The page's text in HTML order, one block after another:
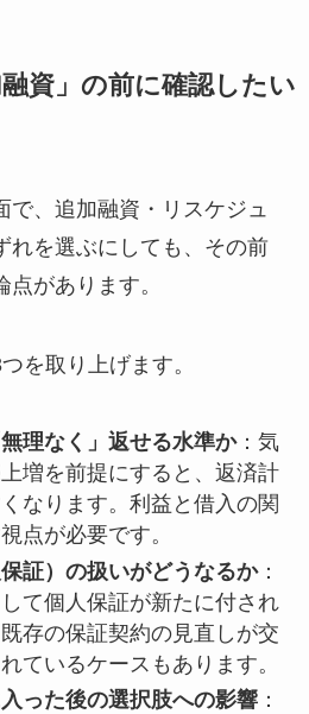
資」の前に確認したい
で、追加融資・リスケジュ
れを選ぶにしても、その前
があります。
を取り上げます。
理なく」返せる水準か：気
増を前提にすると、返済計
なります。利益と借入の関
点が必要です。
証）の扱いがどうなるか：
て個人保証が新たに付され
存の保証契約の見直しが交
ているケースもあります。
った後の選択肢への影響：